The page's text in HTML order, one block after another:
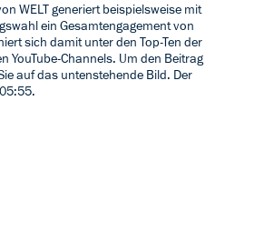
WELT generiert beispielsweise mit
ein Gesamtengagement von
sich damit unter den Top-Ten der
YouTube-Channels. Um den Beitrag
auf das untenstehende Bild. Der